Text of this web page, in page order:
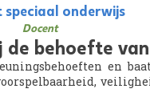
speciaal onderwijs
Docent
de behoefte
en